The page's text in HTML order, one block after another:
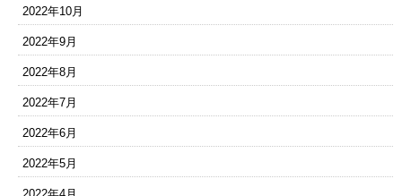
2022年10月
2022年9月
2022年8月
2022年7月
2022年6月
2022年5月